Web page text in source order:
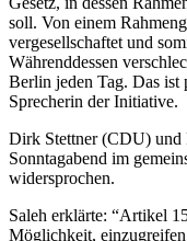
soll. Von einem
vergesellschaftet und
Währenddessen
Berlin jeden Tag. Das ist
Sprecherin der Initiative.
Dirk Stettner (CDU) und
Sonntagabend im
widersprochen.
Saleh erklärte: “Artikel
Möglichkeit,